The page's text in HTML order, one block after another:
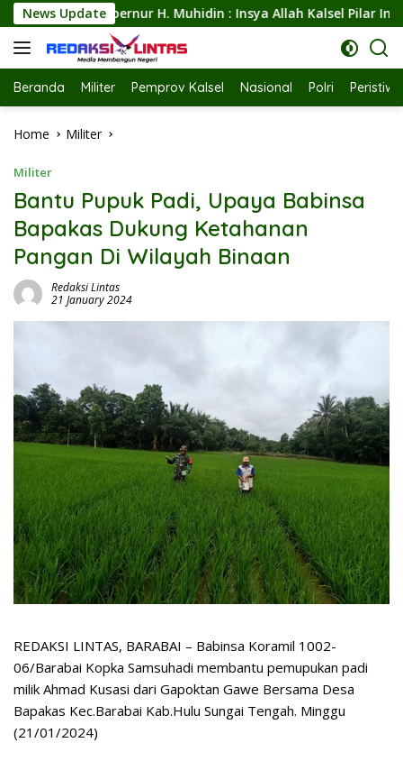
Skip
to
content
News Update
: Insya Allah Kalsel Pilar Indonesia Merawar Kehidupan
Beranda Militer Pemprov Kalsel Nasional Polri
Home Militer
Militer
Bantu Pupuk Padi, Upaya Babinsa
Bapakas Dukung Ketahanan
Pangan Di Wilayah Binaan
Redaksi Lintas
21 January 2024
REDAKSI LINTAS, BARABAI – Babinsa Koramil 1002-
06/Barabai Kopka Samsuhadi membantu pemupukan padi
milik Ahmad Kusasi dari Gapoktan Gawe Bersama Desa
Bapakas Kec.Barabai Kab.Hulu Sungai Tengah. Minggu
(21/01/2024)